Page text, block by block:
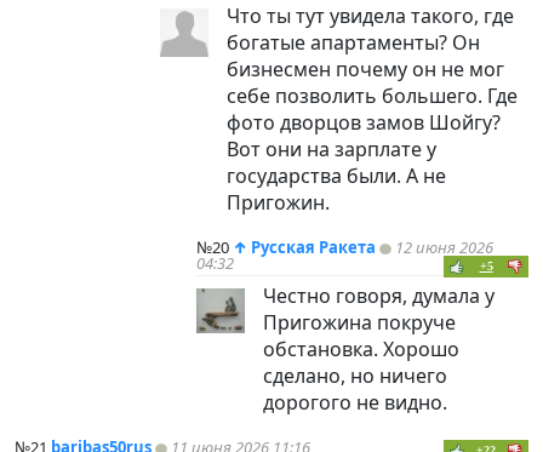
Что ты тут увидела такого, где
богатые апартаменты? Он
бизнесмен почему он не мог
себе позволить большего. Где
фото дворцов замов Шойгу?
Вот они на зарплате у
государства были. А не
Пригожин.
№20 ↑ Русская Ракета 12 июня 2026
04:32 +5
Честно говоря, думала у
Пригожина покруче
обстановка. Хорошо
сделано, но ничего
дорогого не видно.
№21 baribas50rus 11 июня 2026 11:16